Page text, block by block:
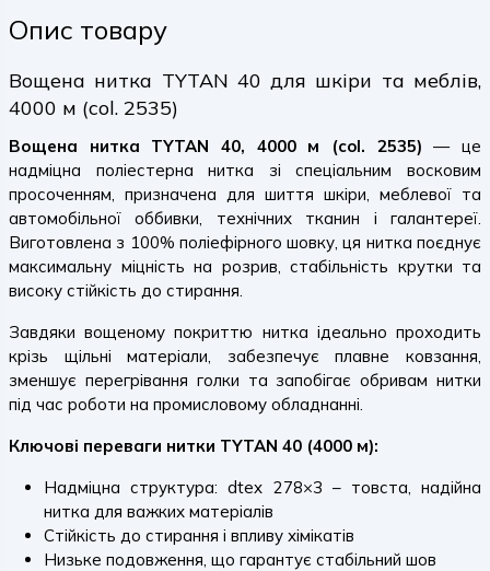
Опис товару
Вощена нитка TYTAN 40 для шкіри та меблів,
4000 м (col. 2535)
Вощена нитка TYTAN 40, 4000 м (col. 2535) — це
надміцна поліестерна нитка зі спеціальним восковим
просоченням, призначена для шиття шкіри, меблевої та
автомобільної оббивки, технічних тканин і галантереї.
Виготовлена з 100% поліефірного шовку, ця нитка поєднує
максимальну міцність на розрив, стабільність крутки та
високу стійкість до стирання.
Завдяки вощеному покриттю нитка ідеально проходить
крізь щільні матеріали, забезпечує плавне ковзання,
зменшує перегрівання голки та запобігає обривам нитки
під час роботи на промисловому обладнанні.
Ключові переваги нитки TYTAN 40 (4000 м):
Надміцна структура: dtex 278×3 – товста, надійна
нитка для важких матеріалів
Стійкість до стирання і впливу хімікатів
Низьке подовження, що гарантує стабільний шов